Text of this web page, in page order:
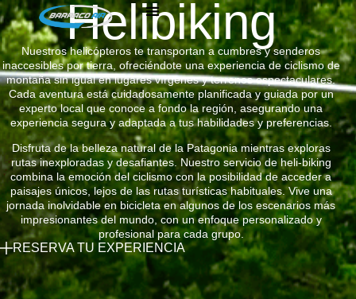
Helibiking
Nuestros helicópteros te transportan a cumbres y senderos
inaccesibles por tierra, ofreciéndote una experiencia de ciclismo de
montaña sin igual en lugares vírgenes y terrenos espectaculares.
Cada aventura está cuidadosamente planificada y guiada por un
experto local que conoce a fondo la región, asegurando una
experiencia segura y adaptada a tus habilidades y preferencias.
Disfruta de la belleza natural de la Patagonia mientras exploras
rutas inexploradas y desafiantes. Nuestro servicio de heli-biking
combina la emoción del ciclismo con la posibilidad de acceder a
paisajes únicos, lejos de las rutas turísticas habituales. Vive una
jornada inolvidable en bicicleta en algunos de los escenarios más
impresionantes del mundo, con un enfoque personalizado y
profesional para cada grupo.
RESERVA TU EXPERIENCIA